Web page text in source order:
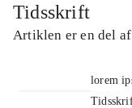
Tidsskrift
Artiklen er en del af
lorem